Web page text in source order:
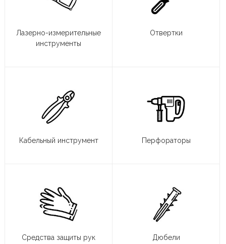
Лазерно-измерительные
инструменты
Отвертки
Кабельный инструмент Перфораторы
Средства защиты рук Дюбели